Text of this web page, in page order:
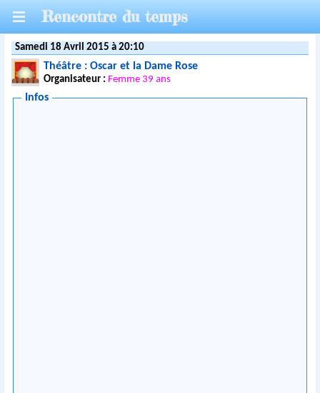
Rencontre du temps
Samedi 18 Avril 2015 à 20:10
Théâtre : Oscar et la Dame Rose
Organisateur : Femme 39 ans
Infos